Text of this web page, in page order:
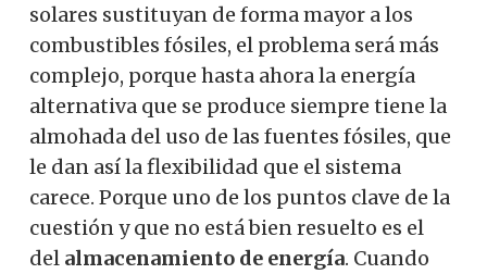
solares sustituyan de forma mayor a los
combustibles fósiles, el problema será más
complejo, porque hasta ahora la energía
alternativa que se produce siempre tiene la
almohada del uso de las fuentes fósiles, que
le dan así la flexibilidad que el sistema
carece. Porque uno de los puntos clave de la
cuestión y que no está bien resuelto es el
del almacenamiento de energía. Cuando